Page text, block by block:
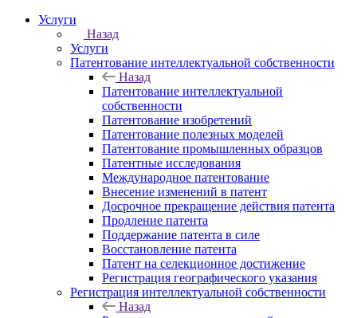
Услуги
Назад
Услуги
Патентование интеллектуальной собственности
Назад
Патентование интеллектуальной
собственности
Патентование изобретений
Патентование полезных моделей
Патентование промышленных образцов
Патентные исследования
Международное патентование
Внесение изменений в патент
Досрочное прекращение действия патента
Продление патента
Поддержание патента в силе
Восстановление патента
Патент на селекционное достижение
Регистрация географического указания
Регистрация интеллектуальной собственности
Назад